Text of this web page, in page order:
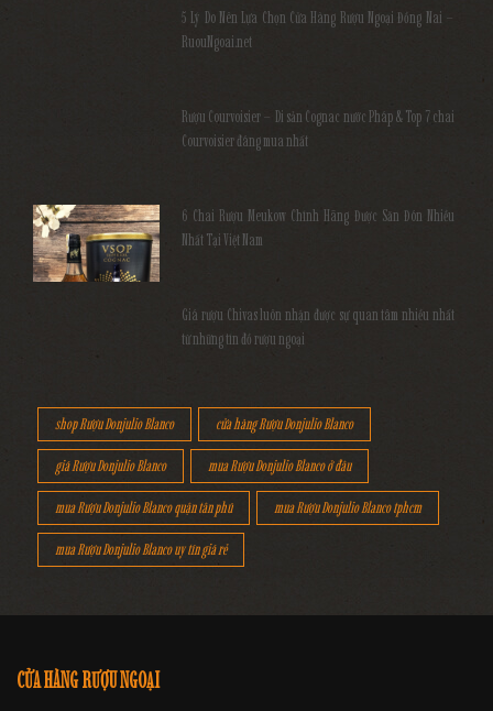
5 Lý Do Nên Lựa Chọn Cửa Hàng Rượu Ngoại Đồng Nai –
RuouNgoai.net
Rượu Courvoisier – Di sản Cognac nước Pháp & Top 7 chai
Courvoisier đáng mua nhất
6 Chai Rượu Meukow Chính Hãng Được Săn Đón Nhiều
Nhất Tại Việt Nam
Giá rượu Chivas luôn nhận được sự quan tâm nhiều nhất
từ những tín đồ rượu ngoại
shop Rượu Donjulio Blanco cửa hàng Rượu Donjulio Blanco
giá Rượu Donjulio Blanco mua Rượu Donjulio Blanco ở đâu
mua Rượu Donjulio Blanco quận tân phú mua Rượu Donjulio Blanco tphcm
mua Rượu Donjulio Blanco uy tín giá rẻ
CỬA HÀNG RƯỢU NGOẠI